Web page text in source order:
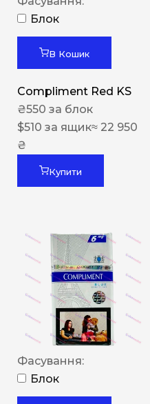
Блок
В Кошик
Compliment Red KS
₴550 за блок
$510 за ящик≈ 22 950
₴
Купити
Фасування:
Блок